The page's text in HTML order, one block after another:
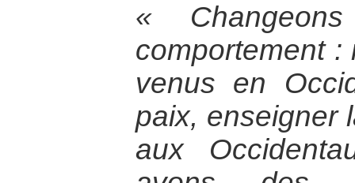
«
comportement
venus en
paix, enseigner
aux